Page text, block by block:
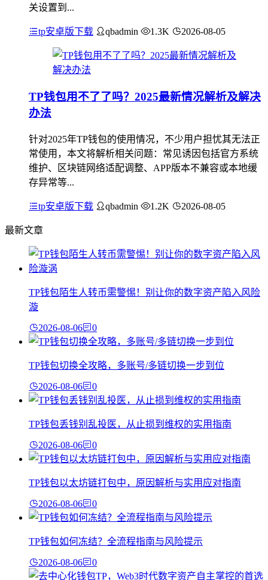
关设置到...
tp安卓版下载 qbadmin 1.3K 2026-08-05
TP钱包用不了了吗？2025最新情况解析及解决
办法
针对2025年TP钱包的使用情况，不少用户担忧其无法正
常使用，本文将解析相关问题：常见诱因包括官方系统
维护、区块链网络适配调整、APP版本不兼容或本地缓
存异常等...
tp安卓版下载 qbadmin 1.2K 2026-08-05
最新文章
TP钱包陌生人转币需警惕！别让你的数字资产陷入风险
漩
2026-08-06 0
TP钱包切换全攻略，多账号/多链切换一步到位
2026-08-06 0
TP钱包丢钱别乱投医，从止损到维权的实用指南
2026-08-06 0
TP钱包以太坊链打包中，原因解析与实用应对指南
2026-08-06 0
TP钱包如何冻结？全流程指南与风险提示
2026-08-06 0